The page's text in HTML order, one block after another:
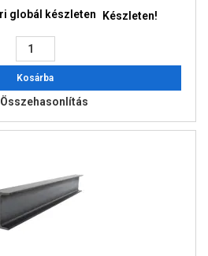
Készleten!
Kosárba
Összehasonlítás